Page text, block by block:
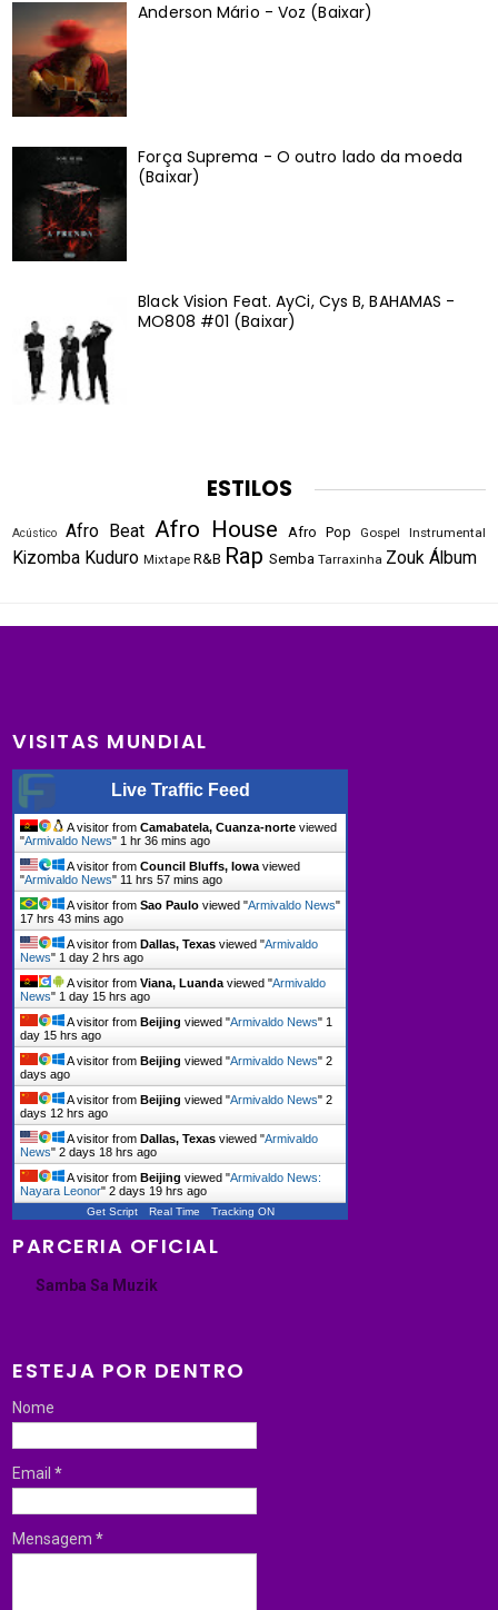
Anderson Mário - Voz (Baixar)
Força Suprema - O outro lado da moeda
(Baixar)
Black Vision Feat. AyCi, Cys B, BAHAMAS -
MO808 #01 (Baixar)
ESTILOS
Acústico Afro Beat Afro House Afro Pop Gospel Instrumental
Kizomba Kuduro Mixtape R&B Rap Semba Tarraxinha Zouk Álbum
VISITAS MUNDIAL
Live Traffic Feed
A visitor fromCamabatela, Cuanza-norte viewed
"Armivaldo News" 1 hr 36 mins ago
A visitor fromCouncil Bluffs, Iowa viewed
"Armivaldo News" 11 hrs 57 mins ago
A visitor fromSao Paulo viewed "Armivaldo News"
17 hrs 43 mins ago
A visitor fromDallas, Texas viewed "Armivaldo
News" 1 day 2 hrs ago
A visitor fromViana, Luanda viewed "Armivaldo
News" 1 day 15 hrs ago
A visitor fromBeijing viewed "Armivaldo News" 1
day 15 hrs ago
A visitor fromBeijing viewed "Armivaldo News"2
days ago
A visitor fromBeijing viewed "Armivaldo News"2
days 12 hrs ago
A visitor fromDallas, Texas viewed "Armivaldo
News"2 days 18 hrs ago
A visitor fromBeijing viewed "Armivaldo News:
Nayara Leonor"2 days 19 hrs ago
Get Script Real Time Tracking ON
PARCERIA OFICIAL
Samba Sa Muzik
ESTEJA POR DENTRO
Nome
Email*
Mensagem*